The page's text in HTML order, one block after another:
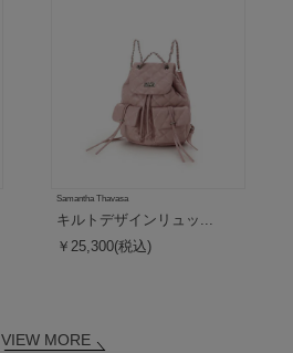
Samantha Thavasa
キルトデザインリュッ...
￥25,300(税込)
VIEW MORE